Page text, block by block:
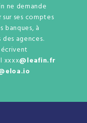
ne demande
ses comptes
banques, à
agences.
xxxx@leafin.fr